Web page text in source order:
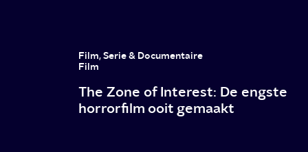
Film, Serie & Documentaire
Film
The Zone of Interest: De engste
horrorfilm ooit gemaakt